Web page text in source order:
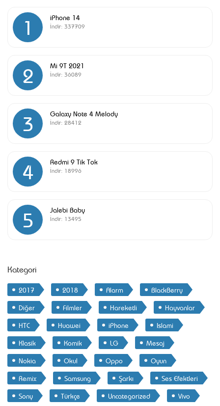
1 iPhone 14
İndir: 337709
2 Mi 9T 2021
İndir: 36089
3 Galaxy Note 4 Melody
İndir: 28412
4 Redmi 9 Tik Tok
İndir: 18996
5 Jalebi Baby
İndir: 13495
Kategori
2017 2018 Alarm
BlackBerry
Diğer
Filmler Hareketli
Hayvanlar
HTC
Huawei iPhone
Islami
Klasik
Komik LG
Mesaj
Nokia
Okul Oppo
Oyun
Remix
Samsung Şarkı
Ses Efektleri
Sony
Türkçe Uncategorized Vivo